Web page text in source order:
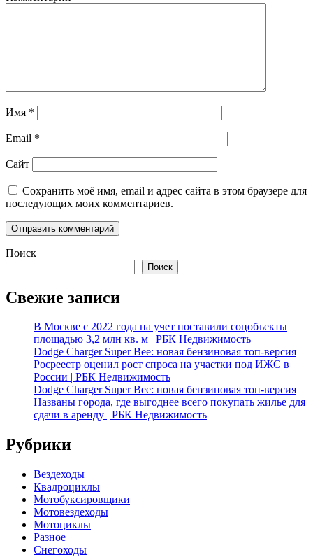
Имя *
Email *
Сайт
Сохранить моё имя, email и адрес сайта в этом браузере для
последующих моих комментариев.
Поиск
Поиск
Свежие записи
В Москве с 2022 года на учет поставили соцобъекты
площадью 3,2 млн кв. м | РБК Недвижимость
Dodge Charger Super Bee: новая бензиновая топ-версия
Росреестр оценил рост спроса на участки под ИЖС в
России | РБК Недвижимость
Dodge Charger Super Bee: новая бензиновая топ-версия
Названы города, где выгоднее всего покупать жилье для
сдачи в аренду | РБК Недвижимость
Рубрики
Вездеходы
Квадроциклы
Мотобуксировщики
Мотовездеходы
Мотоциклы
Разное
Снегоходы